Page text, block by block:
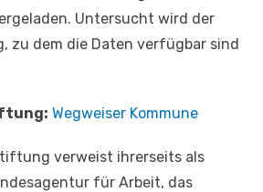
Untersucht wird der
zu dem die Daten verfügbar sind
Wegweiser Kommune
verweist ihrerseits als
für Arbeit, das